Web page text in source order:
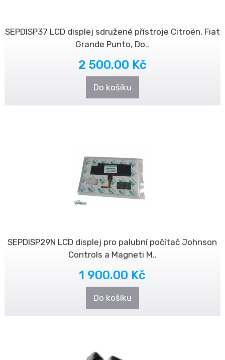
SEPDISP37 LCD displej sdružené přístroje Citroën, Fiat
Grande Punto, Do..
2 500.00 Kč
Do košíku
SEPDISP29N LCD displej pro palubní počítač Johnson
Controls a Magneti M..
1 900.00 Kč
Do košíku